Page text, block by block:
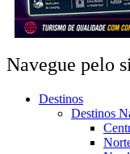
Navegue pelo
Destinos
Destinos